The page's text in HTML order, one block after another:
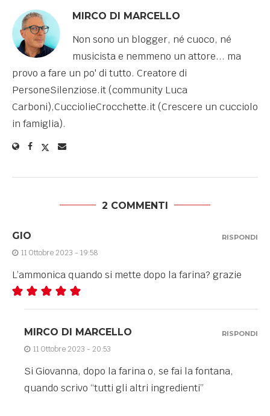
MIRCO DI MARCELLO
Non sono un blogger, né cuoco, né
musicista e nemmeno un attore... ma
provo a fare un po' di tutto. Creatore di
PersoneSilenziose.it (community Luca
Carboni),CucciolieCrocchette.it (Crescere un cucciolo
in famiglia).
2 COMMENTI
GIO
11 Ottobre 2023 - 19:58
L’ammonica quando si mette dopo la farina? grazie
RISPONDI
MIRCO DI MARCELLO
11 Ottobre 2023 - 20:53
Si Giovanna, dopo la farina o, se fai la fontana,
quando scrivo “tutti gli altri ingredienti”
RISPONDI